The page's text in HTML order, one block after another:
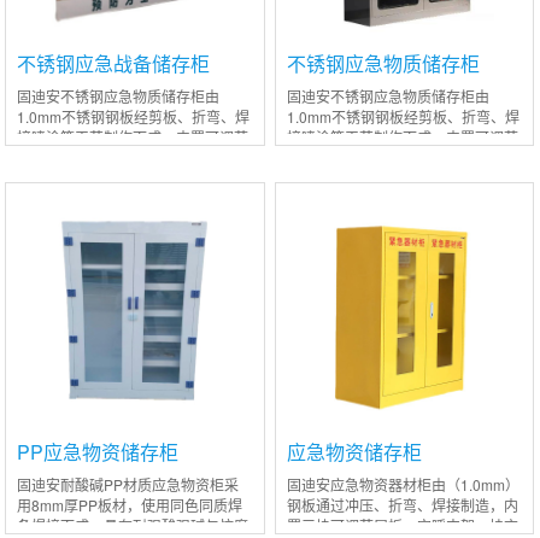
不锈钢应急战备储存柜
固迪安不锈钢应急物质储存柜由
1.0mm不锈钢钢板经剪板、折弯、焊
接喷涂等工艺制作而成；内置可调节
际要求调整）; 不锈钢应急物资柜是
不锈钢应急物质储存柜
固迪安不锈钢应急物质储存柜由
1.0mm不锈钢钢板经剪板、折弯、焊
接喷涂等工艺制作而成；内置可调节
际要求调整）; 不锈钢应急物资柜是
PP应急物资储存柜
固迪安耐酸碱PP材质应急物资柜采
用8mm厚PP板材，使用同色同质焊
条焊接而成，具有耐强酸强碱与抗腐
应急物资储存柜
(GU900EM)
固迪安应急物资器材柜由（1.0mm）
钢板通过冲压、折弯、焊接制造，内
置三块可调节层板，空呼支架，挂衣